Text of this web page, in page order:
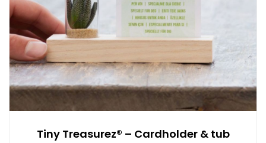
Tiny Treasurez® – Cardholder & tub